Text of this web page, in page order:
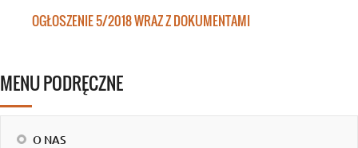
OGŁOSZENIE 5/2018 WRAZ Z DOKUMENTAMI
MENU PODRĘCZNE
O NAS